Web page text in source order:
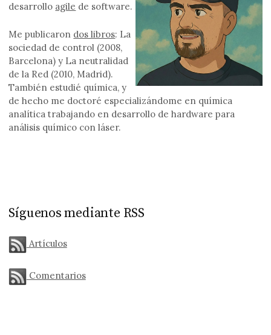
desarrollo agile de software.
Me publicaron dos libros: La
sociedad de control (2008,
Barcelona) y La neutralidad
de la Red (2010, Madrid).
También estudié química, y
de hecho me doctoré especializándome en química
analítica trabajando en desarrollo de hardware para
análisis químico con láser.
Síguenos mediante RSS
Artículos
Comentarios